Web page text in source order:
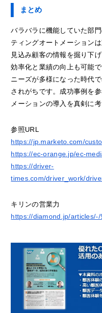
まとめ
バラバラに機能していた部
ティングオートメーション
見込み顧客の情報を掘り下
効率化と業績の向上も可能
ニーズが多様になった時代
されがちです。成功事例を
メーションの導入を真剣に考
参照URL
https://jp.marketo.com/
https://ec-orange.jp/ec-
https://driver-
times.com/driver_work/
キリンの営業力
https://diamond.jp/articles/-/